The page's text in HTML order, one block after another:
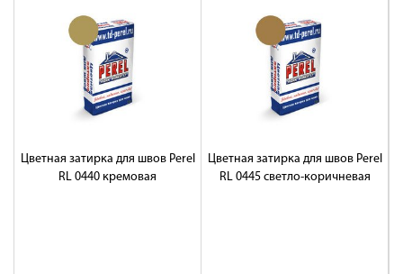
Цветная затирка для швов Perel
RL 0440 кремовая
Цветная затирка для швов Perel
RL 0445 светло-коричневая